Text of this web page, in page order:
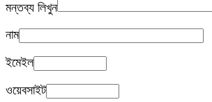
মন্তব্য লিখুন
নাম
ইমেইল
ওয়েবসাইট